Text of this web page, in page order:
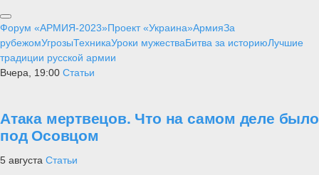
Форум «АРМИЯ-2023»Проект «Украина»АрмияЗа
рубежомУгрозыТехникаУроки мужестваБитва за историюЛучшие
традиции русской армии
Вчера, 19:00 Статьи
Атака мертвецов. Что на самом деле было
под Осовцом
5 августа Статьи